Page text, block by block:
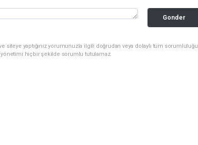
Gonder
siteye yaptığınız yorumunuzla ilgili doğrudan veya dolaylı tüm sorumluluğu
yönetimi hiçbir şekilde sorumlu tutulamaz.